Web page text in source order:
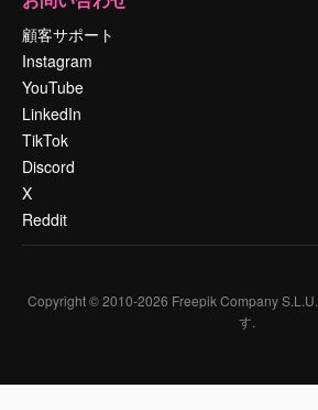
顧客サポート
Instagram
YouTube
LinkedIn
TikTok
Discord
X
Reddit
Copyright © 2010-2026 Freepik Company S.L.U.
す.